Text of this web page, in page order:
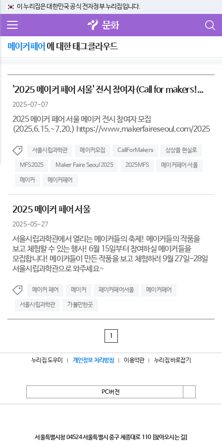
이 누리집은 대한민국 공식 전자정부 누리집입니다.
문화
메이커페어 에 대한 태그클라우드
'2025 메이커 페어 서울' 전시 참여자(Call for makers!...
2025-07-07
2025 메이커 페어 서울 메이커 전시 참여자 모집
(2025.6.15.~7.20.) https://www.makerfaireseoul.com/2025
서울시립과학관 메이커모집 CallForMakers 상상을 현실로
MFS2025 Maker Faire Seoul 2025 2025MFS 메이커페어 서울
메이커 메이커페어
2025 메이커 페어 서울
2025-05-27
서울시립과학관에서 열리는 메이커들의 축제! 메이커들의 작품을
보고 체험할 수 있는 행사! 6월 15일부터 참여하실 메이커들을
모집합니다! 메이커들이 만든 작품을 보고 체험하러 9월 27일-28일
서울시립과학관으로 와주세요~
메이커 페어 메이커 페이커페어서울 메이커페어
서울시립과학관 가볼만한곳
1
누리집 도우미 개인정보 처리방침 이용약관 누리집 바로잡기
PC버전
서울특별시청 04524 서울특별시 중구 세종대로 110 [찾아오시는 길]